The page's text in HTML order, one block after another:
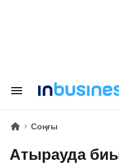
Соңғы
Атырауда